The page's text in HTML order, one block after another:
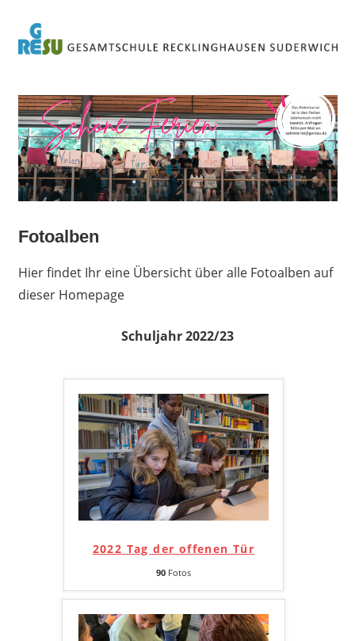
Inhalt
springen
Suderwich
Fotoalben
Hier findet Ihr eine Übersicht über alle Fotoalben auf
dieser Homepage
Schuljahr 2022/23
2022 Tag der offenen Tür
90 Fotos